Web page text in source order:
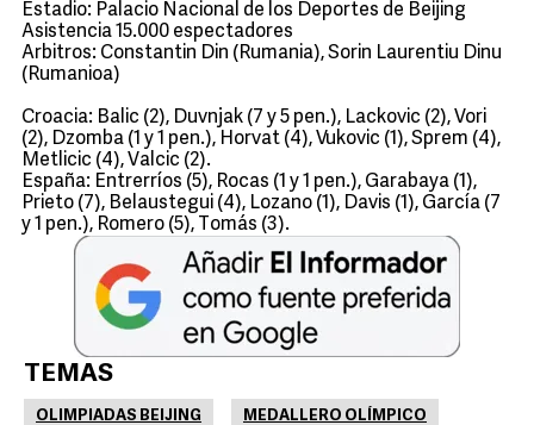
Estadio: Palacio Nacional de los Deportes de Beijing
Asistencia 15.000 espectadores
Arbitros: Constantin Din (Rumania), Sorin Laurentiu Dinu
(Rumanioa)
Croacia: Balic (2), Duvnjak (7 y 5 pen.), Lackovic (2), Vori
(2), Dzomba (1 y 1 pen.), Horvat (4), Vukovic (1), Sprem (4),
Metlicic (4), Valcic (2).
España: Entrerríos (5), Rocas (1 y 1 pen.), Garabaya (1),
Prieto (7), Belaustegui (4), Lozano (1), Davis (1), García (7
y 1 pen.), Romero (5), Tomás (3).
TEMAS
OLIMPIADAS BEIJING MEDALLERO OLÍMPICO